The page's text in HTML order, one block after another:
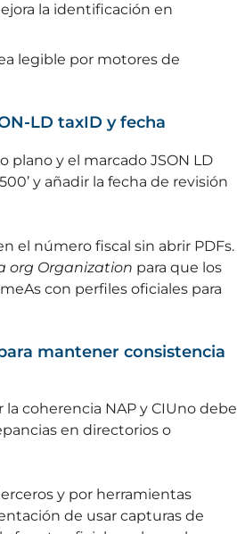
la identificación en
legible por motores de
LD taxID y fecha
plano y el marcado JSON LD
y añadir la fecha de revisión
el número fiscal sin abrir PDFs.
org Organization para que los
con perfiles oficiales para
mantener consistencia
coherencia NAP y CIUno debe
en directorios o
y por herramientas
de usar capturas de